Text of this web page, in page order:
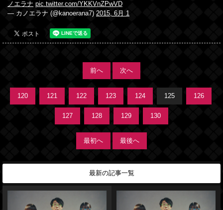
ノエラナ pic.twitter.com/YKKVnZPwVD
— カノエラナ (@kanoerana7) 2015, 6月 1
前へ 次へ
120 121 122 123 124 125 126
127 128 129 130
最初へ 最後へ
最新の記事一覧